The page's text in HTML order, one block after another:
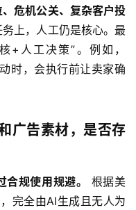
危机公关、复杂客户投
上，人工仍是核心。最
+人工决策”。例如，
时，会执行前让卖家确
广告素材，是否存
规使用规避。
根据美
完全由AI生成且无人为